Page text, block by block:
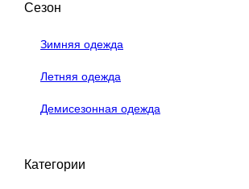
Сезон
Зимняя одежда
Летняя одежда
Демисезонная одежда
Категории